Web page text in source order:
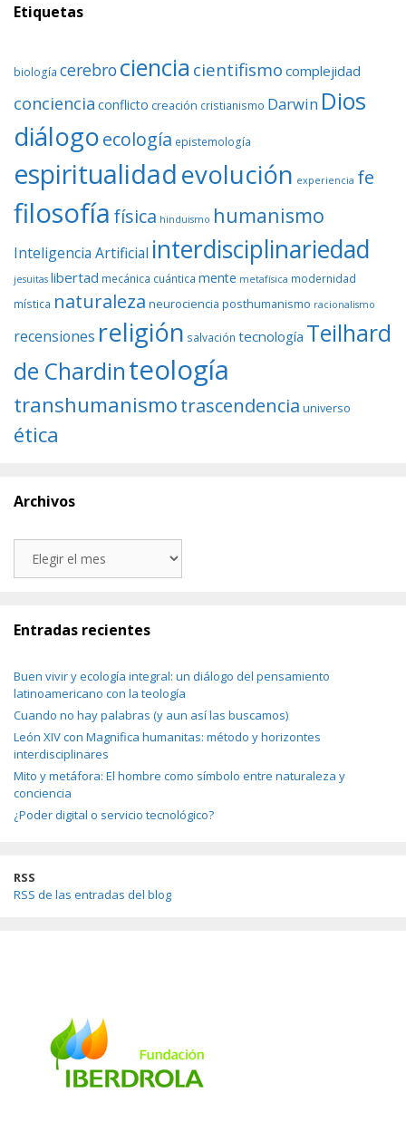
Etiquetas
biología cerebro ciencia cientifismo complejidad
conciencia conflicto creación cristianismo Darwin Dios
diálogoecología epistemología
espiritualidadevolución experiencia fe
filosofía física hinduismo humanismo
Inteligencia Artificial interdisciplinariedad
jesuitas libertad mecánica cuántica mente metafísica modernidad
mística naturaleza neurociencia posthumanismo racionalismo
recensiones religión salvación tecnología Teilhard
de Chardinteología
transhumanismotrascendencia universo
ética
Archivos
Entradas recientes
Buen vivir y ecología integral: un diálogo del pensamiento
latinoamericano con la teología
Cuando no hay palabras (y aun así las buscamos)
León XIV con Magnifica humanitas: método y horizontes
interdisciplinares
Mito y metáfora: El hombre como símbolo entre naturaleza y
conciencia
¿Poder digital o servicio tecnológico?
RSS
RSS de las entradas del blog